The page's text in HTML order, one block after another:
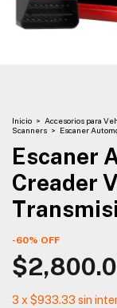
Inicio > Accesorios para
Scanners > Escaner
Escaner
Creader
-60% OFF
3 x $933.33 sin